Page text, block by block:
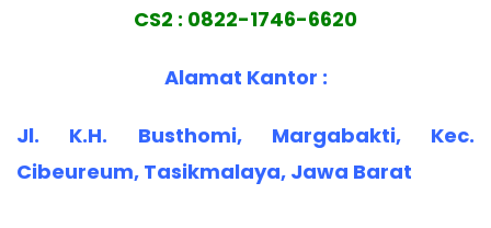
CS2 : 0822-1746-6620
Alamat Kantor :
Jl. K.H. Busthomi, Margabakti, Kec.
Cibeureum, Tasikmalaya, Jawa Barat